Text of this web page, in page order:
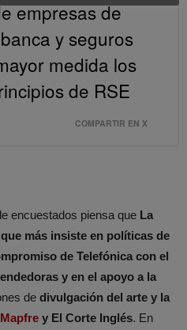
empresas de
y seguros
medida los
de RSE
COMPARTIR EN X
encuestados piensa que La
más insiste en políticas de
de Telefónica con el
y en el apoyo a la
de divulgación del arte y la
Mapfre y El Corte Inglés. En